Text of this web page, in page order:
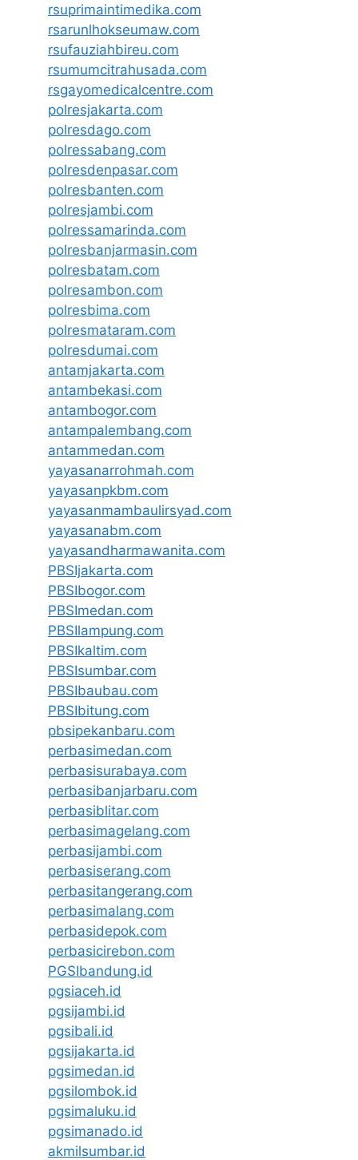
rsuprimaintimedika.com
rsarunlhokseumaw.com
rsufauziahbireu.com
rsumumcitrahusada.com
rsgayomedicalcentre.com
polresjakarta.com
polresdago.com
polressabang.com
polresdenpasar.com
polresbanten.com
polresjambi.com
polressamarinda.com
polresbanjarmasin.com
polresbatam.com
polresambon.com
polresbima.com
polresmataram.com
polresdumai.com
antamjakarta.com
antambekasi.com
antambogor.com
antampalembang.com
antammedan.com
yayasanarrohmah.com
yayasanpkbm.com
yayasanmambaulirsyad.com
yayasanabm.com
yayasandharmawanita.com
PBSIjakarta.com
PBSIbogor.com
PBSImedan.com
PBSIlampung.com
PBSIkaltim.com
PBSIsumbar.com
PBSIbaubau.com
PBSIbitung.com
pbsipekanbaru.com
perbasimedan.com
perbasisurabaya.com
perbasibanjarbaru.com
perbasiblitar.com
perbasimagelang.com
perbasijambi.com
perbasiserang.com
perbasitangerang.com
perbasimalang.com
perbasidepok.com
perbasicirebon.com
PGSIbandung.id
pgsiaceh.id
pgsijambi.id
pgsibali.id
pgsijakarta.id
pgsimedan.id
pgsilombok.id
pgsimaluku.id
pgsimanado.id
akmilsumbar.id